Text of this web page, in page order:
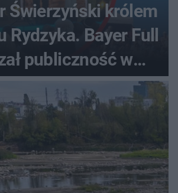
Świerzyński królem
Rydzyka. Bayer Full
publiczność w
Toruniu